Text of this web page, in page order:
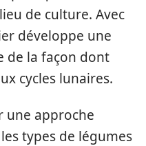
de culture. Avec
développe une
de la façon dont
cycles lunaires.
une approche
types de légumes